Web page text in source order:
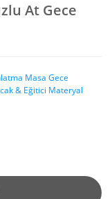
At Gece
Masa Gece
& Eğitici Materyal